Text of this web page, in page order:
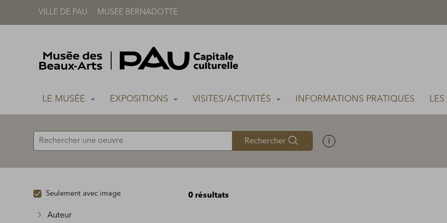
VILLE DE PAU MUSÉE BERNADOTTE
LE MUSÉE EXPOSITIONS VISITES/ACTIVITÉS INFORMATIONS PRATIQUES
Rechercher Afficher les informations d'aide
Seulement avec image
Afficher plus
Auteur
0 résultats